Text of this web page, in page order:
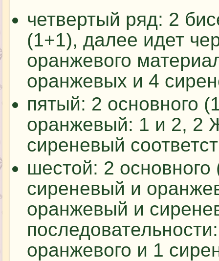
четвертый ряд: 2
(1+1), далее идет
оранжевого
оранжевых и 4
пятый: 2 основного
оранжевый: 1 и 2, 2
сиреневый
шестой: 2
сиреневый и
оранжевый и
оранжевого и 1